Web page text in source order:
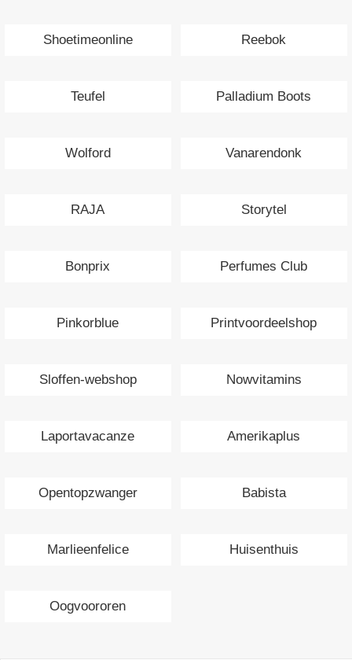
Shoetimeonline Reebok
Teufel Palladium Boots
Wolford Vanarendonk
RAJA Storytel
Bonprix Perfumes Club
Pinkorblue Printvoordeelshop
Sloffen-webshop Nowvitamins
Laportavacanze Amerikaplus
Opentopzwanger Babista
Marlieenfelice Huisenthuis
Oogvoororen